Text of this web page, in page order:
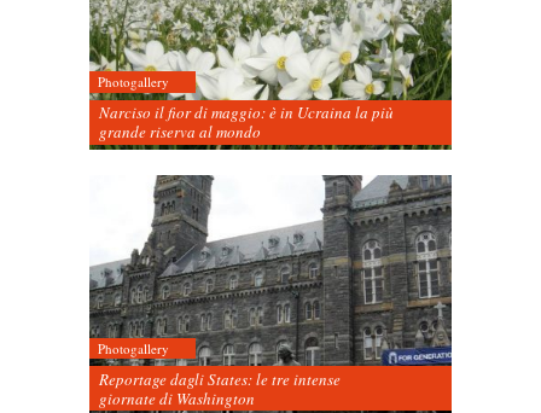
Photogallery
Narciso il fior di maggio: è in Ucraina la più
grande riserva al mondo
Photogallery
Reportage dagli States: le tre intense
giornate di Washington